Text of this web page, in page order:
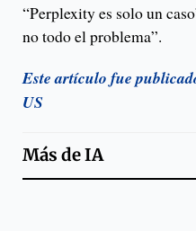
“Perplexity es solo un
no todo el problema”.
Este artículo fue
US
Más deIA